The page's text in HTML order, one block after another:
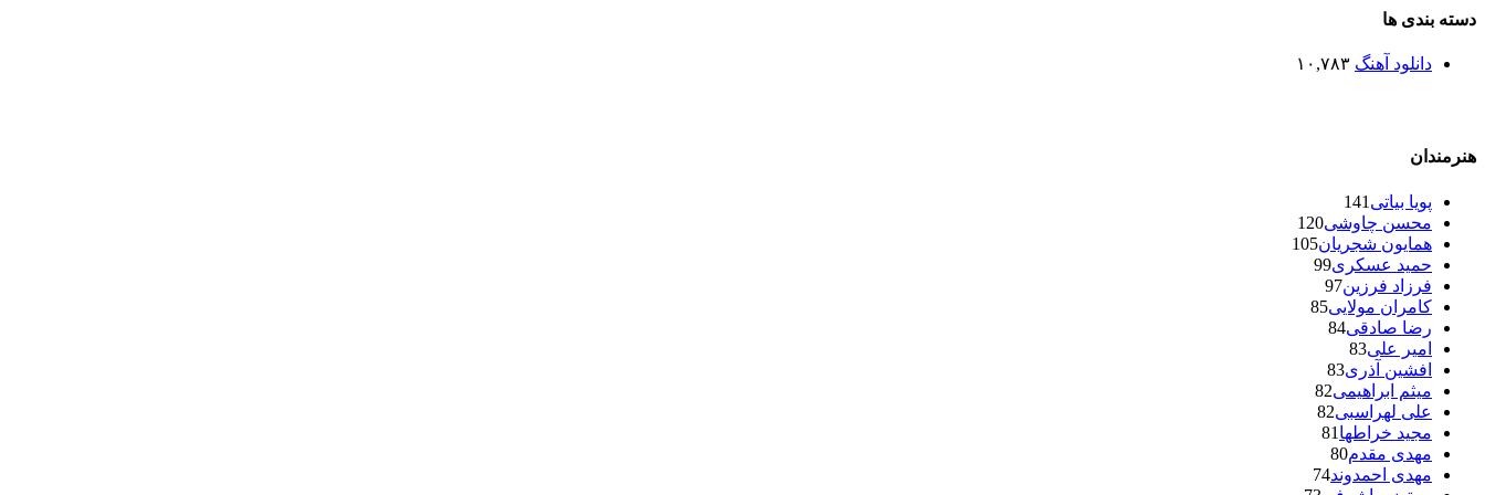
دسته بندی ها
دانلود آهنگ ۱۰,۷۸۳
هنرمندان
پویا بیاتی 141
محسن چاوشی120
همایون شجریان105
حمید عسکری99
فرزاد فرزین97
کامران مولایی85
رضا صادقی84
امیر علی83
افشین آذری83
میثم ابراهیمی82
علی لهراسبی82
مجید خراطها 81
مهدی مقدم80
مهدی احمدوند74